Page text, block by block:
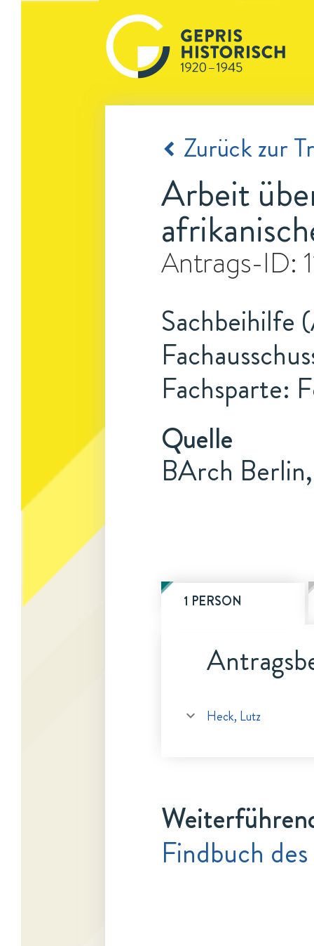
Zurück zur
Arbeit
Antrags-ID:
Sachbeihilfe
Fachsparte:
Quelle
BArch
1 PERSON
Heck, Lutz
Findbuch